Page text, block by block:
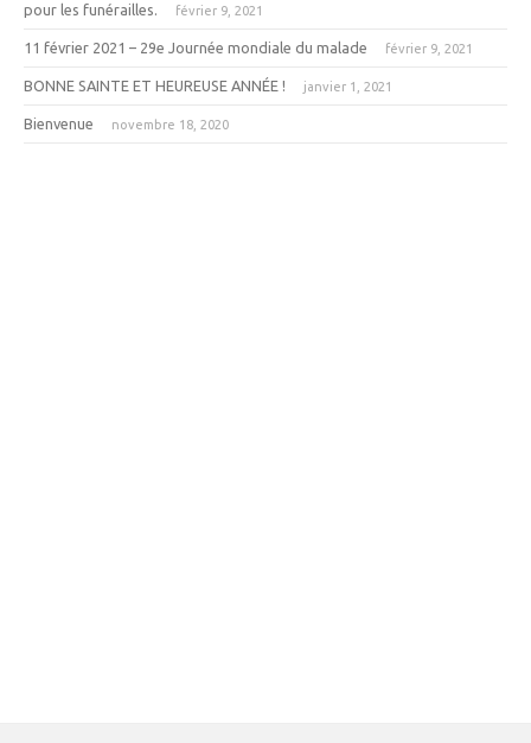
pour les funérailles.
février 9, 2021
11 février 2021 – 29e Journée mondiale du malade février 9, 2021
BONNE SAINTE ET HEUREUSE ANNÉE ! janvier 1, 2021
Bienvenue novembre 18, 2020